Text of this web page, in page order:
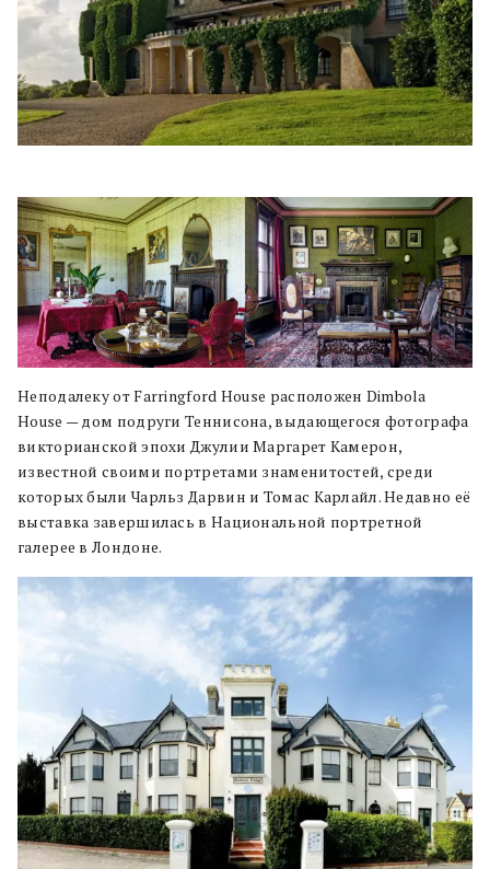
Неподалеку от Farringford House расположен Dimbola
House — дом подруги Теннисона, выдающегося фотографа
викторианской эпохи Джулии Маргарет Камерон,
известной своими портретами знаменитостей, среди
которых были Чарльз Дарвин и Томас Карлайл. Недавно её
выставка завершилась в Национальной портретной
галерее в Лондоне.